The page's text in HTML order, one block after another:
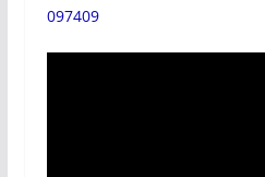
097409